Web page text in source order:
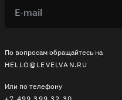
По вопросам обращайтесь на
HELLO@LEVELVAN.RU
Или по телефону